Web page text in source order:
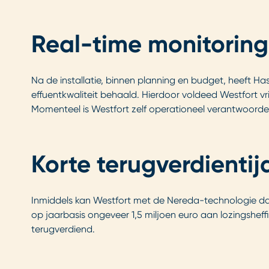
Real-time monitoring
Na de installatie, binnen planning en budget, heeft
effuentkwaliteit behaald. Hierdoor voldeed Westfort
Momenteel is Westfort zelf operationeel
Korte
Inmiddels kan Westfort met de Nereda-technologie
op jaarbasis ongeveer 1,5 miljoen euro aan
terugverdiend.